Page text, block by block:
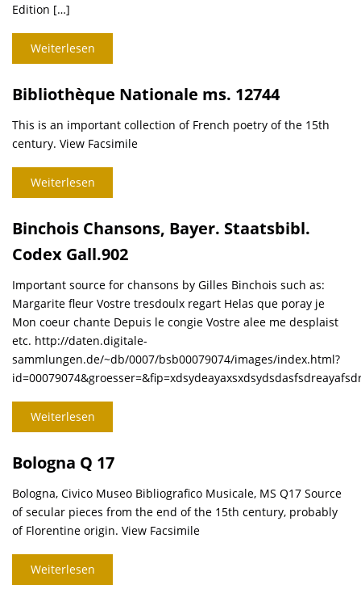
Edition […]
Weiterlesen
Bibliothèque Nationale ms. 12744
This is an important collection of French poetry of the 15th
century. View Facsimile
Weiterlesen
Binchois Chansons, Bayer. Staatsbibl.
Codex Gall.902
Important source for chansons by Gilles Binchois such as:
Margarite fleur Vostre tresdoulx regart Helas que poray je
Mon coeur chante Depuis le congie Vostre alee me desplaist
etc. http://daten.digitale-
sammlungen.de/~db/0007/bsb00079074/images/index.html?
Weiterlesen
Bologna Q 17
Bologna, Civico Museo Bibliografico Musicale, MS Q17 Source
of secular pieces from the end of the 15th century, probably
of Florentine origin. View Facsimile
Weiterlesen